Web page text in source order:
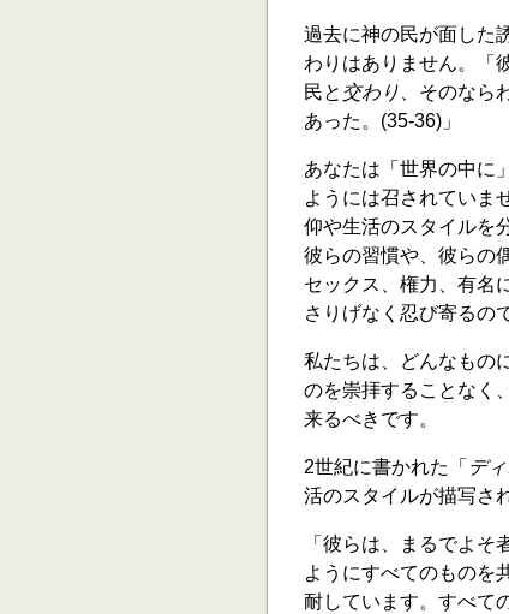
過去に神の民が面した
わりはありません。「
民と 交わり 、そのなら
あった。(35-36)」
あなたは「世界の中に
ようには召されていま
仰や生活のスタイルを
彼らの習慣や、彼らの
セックス、権力、有名
さりげなく忍び寄るの
私たちは、どんなもの
のを崇拝することなく
来るべきです。
2世紀に書かれた「 デ
活のスタイルが描写さ
「彼らは、まるでよ
ようにすべてのものを
耐しています。すべて